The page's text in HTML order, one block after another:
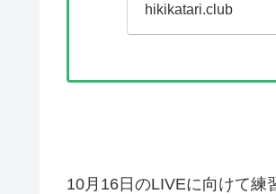
hikikatari.club
10月16日のLIVEに向けて練